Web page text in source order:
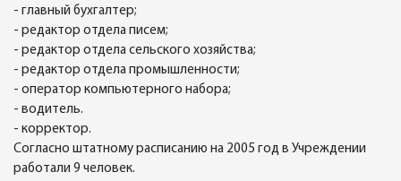
- главный бухгалтер;
- редактор отдела писем;
- редактор отдела сельского хозяйства;
- редактор отдела промышленности;
- оператор компьютерного набора;
- водитель.
- корректор.
Согласно штатному расписанию на 2005 год в Учреждении
работали 9 человек.